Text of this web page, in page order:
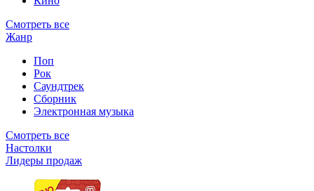
Смотреть все
Жанр
Поп
Рок
Саундтрек
Сборник
Электронная музыка
Смотреть все
Настолки
Лидеры продаж